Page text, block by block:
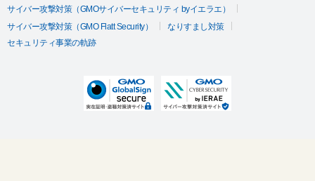
サイバー攻撃対策（GMOサイバーセキュリティ byイエラエ）
サイバー攻撃対策（GMO Flatt Security）
なりすまし対策
セキュリティ事業の軌跡